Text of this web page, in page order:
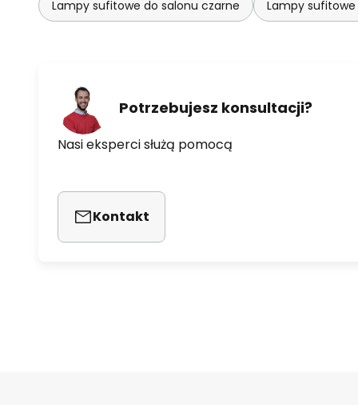
Lampy sufitowe do salonu czarne Lampy
Potrzebujesz konsultacji?
Nasi eksperci służą pomocą
Kontakt